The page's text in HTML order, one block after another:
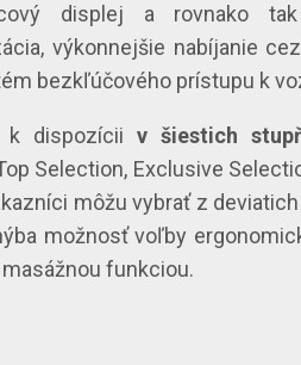
displej a rovnako
výkonnejšie nabíjanie
bezkľúčového prístupu k
k dispozícii v šiestich
Selection, Exclusive
môžu vybrať z
možnosť voľby
funkciou.